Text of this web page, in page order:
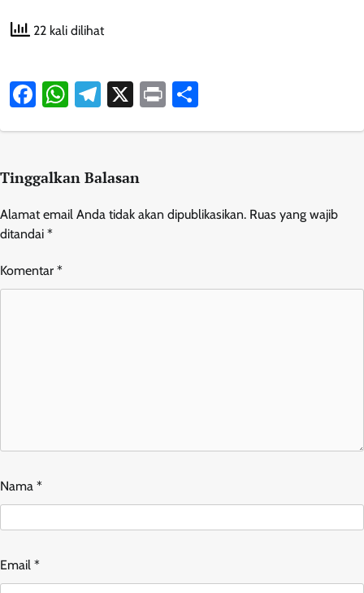
22 kali dilihat
Facebook
WhatsApp
Telegram
X Print
Tinggalkan Balasan
Alamat email Anda tidak akan dipublikasikan. Ruas yang wajib
ditandai *
Komentar *
Nama *
Email *